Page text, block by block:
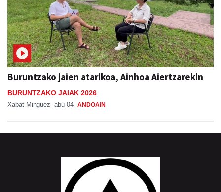
Buruntzako jaien atarikoa, Ainhoa Aiertzarekin
BURUNTZAKO JAIAK 2026
Xabat Minguez abu 04 ANDOAIN